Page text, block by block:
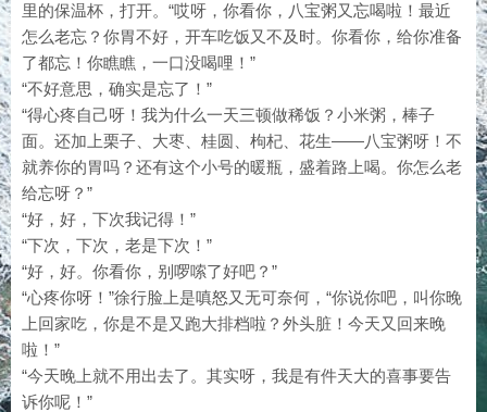
里的保温杯，打开。“哎呀，你看你，八宝粥又忘喝啦！最近
怎么老忘？你胃不好，开车吃饭又不及时。你看你，给你准备
了都忘！你瞧瞧，一口没喝哩！”
“不好意思，确实是忘了！”
“得心疼自己呀！我为什么一天三顿做稀饭？小米粥，棒子
面。还加上栗子、大枣、桂圆、枸杞、花生——八宝粥呀！不
就养你的胃吗？还有这个小号的暖瓶，盛着路上喝。你怎么老
给忘呀？”
“好，好，下次我记得！”
“下次，下次，老是下次！”
“好，好。你看你，别啰嗦了好吧？”
“心疼你呀！”徐行脸上是嗔怒又无可奈何，“你说你吧，叫你晚
上回家吃，你是不是又跑大排档啦？外头脏！今天又回来晚
啦！”
“今天晚上就不用出去了。其实呀，我是有件天大的喜事要告
诉你呢！”